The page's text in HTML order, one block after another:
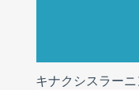
キナクシスラー